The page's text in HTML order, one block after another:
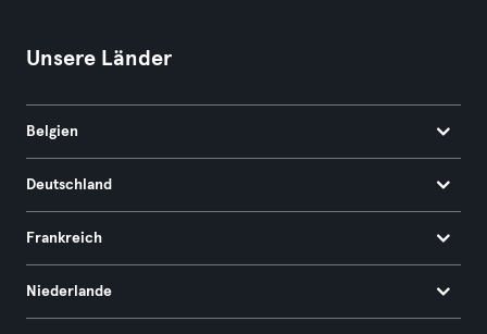
Unsere Länder
Belgien
Deutschland
Frankreich
Niederlande